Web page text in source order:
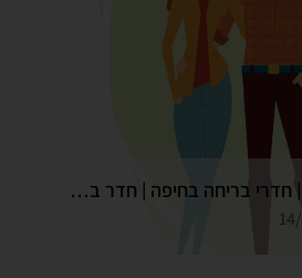
דייטים לזוגות בחיפה | חדרי בריחה בחיפה | חדר בריחה גלדיאטור